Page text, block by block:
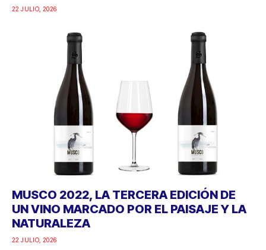
22 JULIO, 2026
MUSCO 2022, LA TERCERA EDICIÓN DE
UN VINO MARCADO POR EL PAISAJE Y LA
NATURALEZA
22 JULIO, 2026